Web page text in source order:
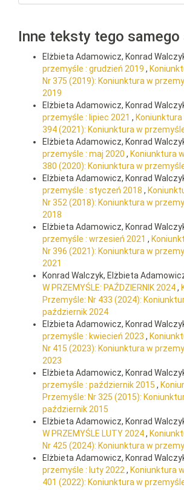
Inne teksty tego samego
Elżbieta Adamowicz, Konrad
przemyśle : grudzień 2019 ,
Nr 375 (2019): Koniunktura w
2019
Elżbieta Adamowicz, Konrad
przemyśle : lipiec 2021 ,
394 (2021): Koniunktura w
Elżbieta Adamowicz, Konrad
przemyśle : maj 2020 , Koniunktura
380 (2020): Koniunktura w
Elżbieta Adamowicz, Konrad
przemyśle : styczeń 2018 ,
Nr 352 (2018): Koniunktura w
2018
Elżbieta Adamowicz, Konrad
przemyśle : wrzesień 2021 ,
Nr 396 (2021): Koniunktura w
2021
Konrad Walczyk, Elżbieta
W PRZEMYŚLE: PAŹDZIERNIK 2024,
Przemyśle: Nr 433 (2024):
październik 2024
Elżbieta Adamowicz, Konrad
przemyśle : kwiecień 2023 ,
Nr 415 (2023): Koniunktura w
2023
Elżbieta Adamowicz, Konrad
przemyśle : październik 2015 ,
Przemyśle: Nr 325 (2015):
październik 2015
Elżbieta Adamowicz, Konrad
W PRZEMYŚLE LUTY 2024,
Nr 425 (2024): Koniunktura w
Elżbieta Adamowicz, Konrad
przemyśle : luty 2022 , Koniunktura
401 (2022): Koniunktura w